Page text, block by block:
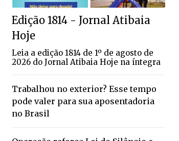
Edição 1814 - Jornal Atibaia
Hoje
Leia a edição 1814 de 1º de agosto de
2026 do Jornal Atibaia Hoje na íntegra
Trabalhou no exterior? Esse tempo
pode valer para sua aposentadoria
no Brasil